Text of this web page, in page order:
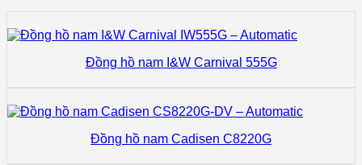
Đồng hồ nam I&W Carnival 555G
Đồng hồ nam Cadisen C8220G